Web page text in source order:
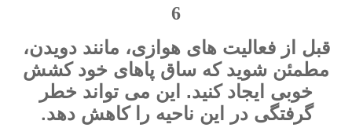
6
قبل از فعالیت های هوازی، مانند دویدن،
مطمئن شوید که ساق پاهای خود کشش
خوبی ایجاد کنید. این می تواند خطر
گرفتگی در این ناحیه را کاهش دهد.